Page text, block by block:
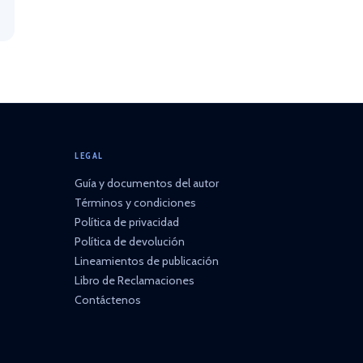
LEGAL
Guía y documentos del autor
Términos y condiciones
Política de privacidad
Política de devolución
Lineamientos de publicación
Libro de Reclamaciones
Contáctenos